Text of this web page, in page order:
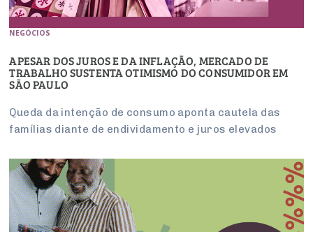
NEGÓCIOS
APESAR DOS JUROS E DA INFLAÇÃO, MERCADO DE
TRABALHO SUSTENTA OTIMISMO DO CONSUMIDOR EM
SÃO PAULO
Queda da intenção de consumo aponta cautela das
famílias diante de endividamento e juros elevados